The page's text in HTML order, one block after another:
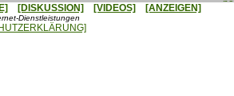
[DISKUSSION] [VIDEOS] [ANZEIGEN]
Dienstleistungen